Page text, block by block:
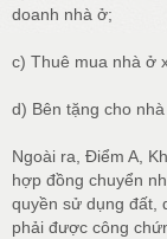
doanh nhà ở;
c) Thuê mua nhà ở
d) Bên tặng cho nhà
Ngoài ra, Điểm A,
hợp đồng chuyển
quyền sử dụng đất,
phải được công